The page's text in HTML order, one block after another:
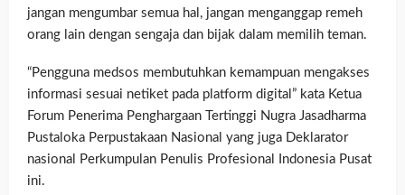
jangan mengumbar semua hal, jangan menganggap remeh
orang lain dengan sengaja dan bijak dalam memilih teman.
“Pengguna medsos membutuhkan kemampuan mengakses
informasi sesuai netiket pada platform digital” kata Ketua
Forum Penerima Penghargaan Tertinggi Nugra Jasadharma
Pustaloka Perpustakaan Nasional yang juga Deklarator
nasional Perkumpulan Penulis Profesional Indonesia Pusat
ini.